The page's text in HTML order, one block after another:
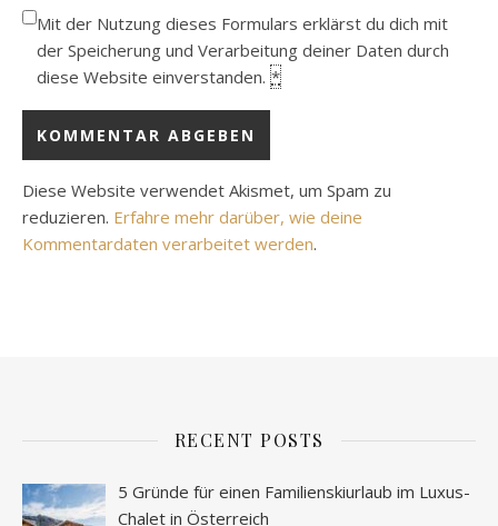
Mit der Nutzung dieses Formulars erklärst du dich mit
der Speicherung und Verarbeitung deiner Daten durch
diese Website einverstanden. *
Diese Website verwendet Akismet, um Spam zu
reduzieren. Erfahre mehr darüber, wie deine
Kommentardaten verarbeitet werden.
RECENT POSTS
5 Gründe für einen Familienskiurlaub im Luxus-
Chalet in Österreich